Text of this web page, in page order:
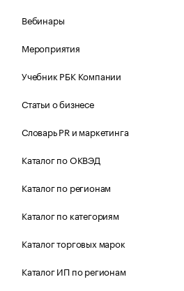
Вебинары
Мероприятия
Учебник РБК Компании
Статьи о бизнесе
Словарь PR и маркетинга
Каталог по ОКВЭД
Каталог по регионам
Каталог по категориям
Каталог торговых марок
Каталог ИП по регионам